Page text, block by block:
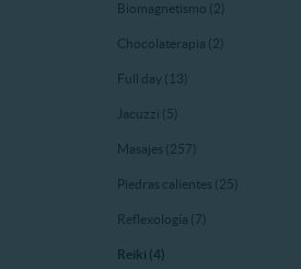
Biomagnetismo (2)
Chocolaterapia (2)
Full day (13)
Jacuzzi (5)
Masajes (257)
Piedras calientes (25)
Reflexología (7)
Reiki (4)